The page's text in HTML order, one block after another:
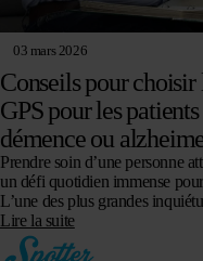
03 mars 2026
Conseils pour
GPS pour les
démence ou
Prendre soin d’une personne
un défi quotidien immense
L’une des plus grandes
personne se…
Lire la suite